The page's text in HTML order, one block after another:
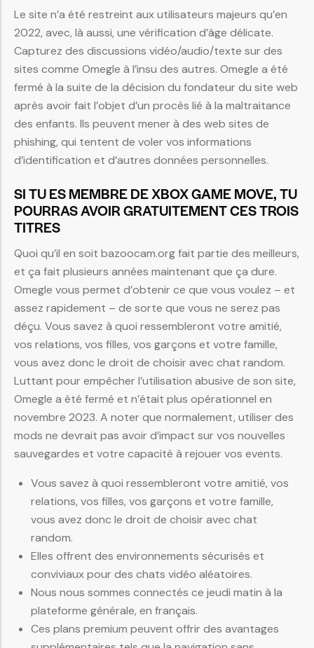
Le site n’a été restreint aux utilisateurs majeurs qu’en
2022, avec, là aussi, une vérification d’âge délicate.
Capturez des discussions vidéo/audio/texte sur des
sites comme Omegle à l’insu des autres. Omegle a été
fermé à la suite de la décision du fondateur du site web
après avoir fait l’objet d’un procès lié à la maltraitance
des enfants. Ils peuvent mener à des web sites de
phishing, qui tentent de voler vos informations
d’identification et d’autres données personnelles.
SI TU ES MEMBRE DE XBOX GAME MOVE, TU
POURRAS AVOIR GRATUITEMENT CES TROIS
TITRES
Quoi qu’il en soit bazoocam.org fait partie des meilleurs,
et ça fait plusieurs années maintenant que ça dure.
Omegle vous permet d’obtenir ce que vous voulez – et
assez rapidement – de sorte que vous ne serez pas
déçu. Vous savez à quoi ressembleront votre amitié,
vos relations, vos filles, vos garçons et votre famille,
vous avez donc le droit de choisir avec chat random.
Luttant pour empêcher l’utilisation abusive de son site,
Omegle a été fermé et n’était plus opérationnel en
novembre 2023. A noter que normalement, utiliser des
mods ne devrait pas avoir d’impact sur vos nouvelles
sauvegardes et votre capacité à rejouer vos events.
Vous savez à quoi ressembleront votre amitié, vos
relations, vos filles, vos garçons et votre famille,
vous avez donc le droit de choisir avec chat
random.
Elles offrent des environnements sécurisés et
conviviaux pour des chats vidéo aléatoires.
Nous nous sommes connectés ce jeudi matin à la
plateforme générale, en français.
Ces plans premium peuvent offrir des avantages